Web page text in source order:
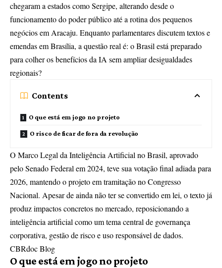
chegaram a estados como Sergipe, alterando desde o
funcionamento do poder público até a rotina dos pequenos
negócios em Aracaju. Enquanto parlamentares discutem textos e
emendas em Brasília, a questão real é: o Brasil está preparado
para colher os benefícios da IA sem ampliar desigualdades
regionais?
Contents
O que está em jogo no projeto
O risco de ficar de fora da revolução
O Marco Legal da Inteligência Artificial no Brasil, aprovado
pelo Senado Federal em 2024, teve sua votação final adiada para
2026, mantendo o projeto em tramitação no Congresso
Nacional. Apesar de ainda não ter se convertido em lei, o texto já
produz impactos concretos no mercado, reposicionando a
inteligência artificial como um tema central de governança
corporativa, gestão de risco e uso responsável de dados.
CBRdoc Blog
O que está em jogo no projeto